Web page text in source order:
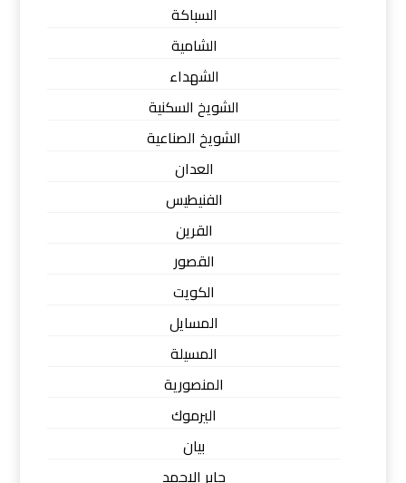
السباكة
الشامية
الشهداء
الشويخ السكنية
الشويخ الصناعية
العدان
الفنيطيس
القرين
القصور
الكويت
المسايل
المسيلة
المنصورية
اليرموك
بيان
جابر الاحمد